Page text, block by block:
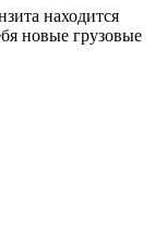
находится
новые грузовые